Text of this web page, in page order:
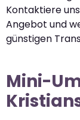
Kontaktiere
Angebot und
günstigen
Mini-